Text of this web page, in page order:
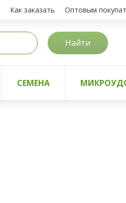
Как заказать Оптовым
Найти
СЕМЕНА